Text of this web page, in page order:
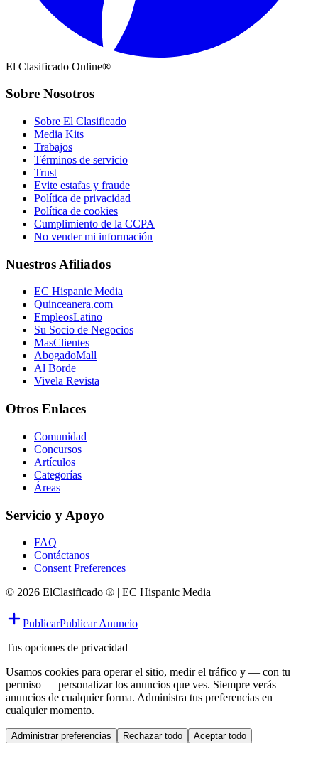
El Clasificado Online®
Sobre Nosotros
Sobre El Clasificado
Media Kits
Trabajos
Términos de servicio
Trust
Evite estafas y fraude
Política de privacidad
Política de cookies
Cumplimiento de la CCPA
No vender mi información
Nuestros Afiliados
EC Hispanic Media
Quinceanera.com
EmpleosLatino
Su Socio de Negocios
MasClientes
AbogadoMall
Al Borde
Vivela Revista
Otros Enlaces
Comunidad
Concursos
Artículos
Categorías
Áreas
Servicio y Apoyo
FAQ
Contáctanos
Consent Preferences
© 2026 ElClasificado ® | EC Hispanic Media
PublicarPublicar Anuncio
Tus opciones de privacidad
Usamos cookies para operar el sitio, medir el tráfico y — con tu
permiso — personalizar los anuncios que ves. Siempre verás
anuncios de cualquier forma. Administra tus preferencias en
cualquier momento.
Administrar preferencias Rechazar todo Aceptar todo